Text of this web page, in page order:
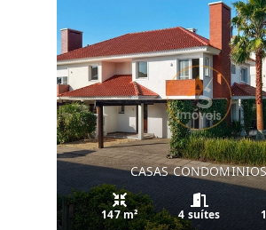
CASAS
147 m² 4 suítes